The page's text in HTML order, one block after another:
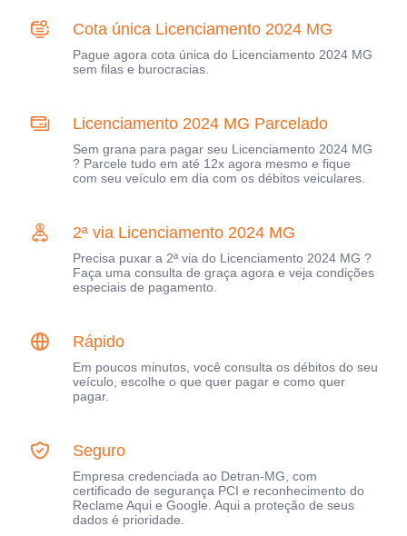
Cota única Licenciamento 2024 MG
Pague agora cota única do Licenciamento 2024 MG
sem filas e burocracias.
Licenciamento 2024 MG Parcelado
Sem grana para pagar seu Licenciamento 2024 MG
? Parcele tudo em até 12x agora mesmo e fique
com seu veículo em dia com os débitos veiculares.
2ª via Licenciamento 2024 MG
Precisa puxar a 2ª via do Licenciamento 2024 MG ?
Faça uma consulta de graça agora e veja condições
especiais de pagamento.
Rápido
Em poucos minutos, você consulta os débitos do seu
veículo, escolhe o que quer pagar e como quer
pagar.
Seguro
Empresa credenciada ao Detran-MG, com
certificado de segurança PCI e reconhecimento do
Reclame Aqui e Google. Aqui a proteção de seus
dados é prioridade.